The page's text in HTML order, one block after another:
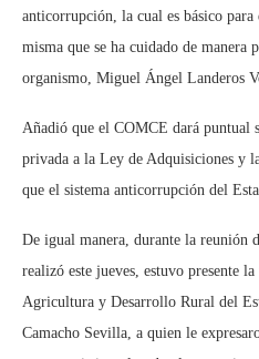
anticorrupción, la cual es básico para
misma que se ha cuidado de manera
organismo, Miguel Ángel Landeros
Añadió que el COMCE dará puntual
privada a la Ley de Adquisiciones y
que el sistema anticorrupción del
De igual manera, durante la reunión
realizó este jueves, estuvo presente
Agricultura y Desarrollo Rural del
Camacho Sevilla, a quien le